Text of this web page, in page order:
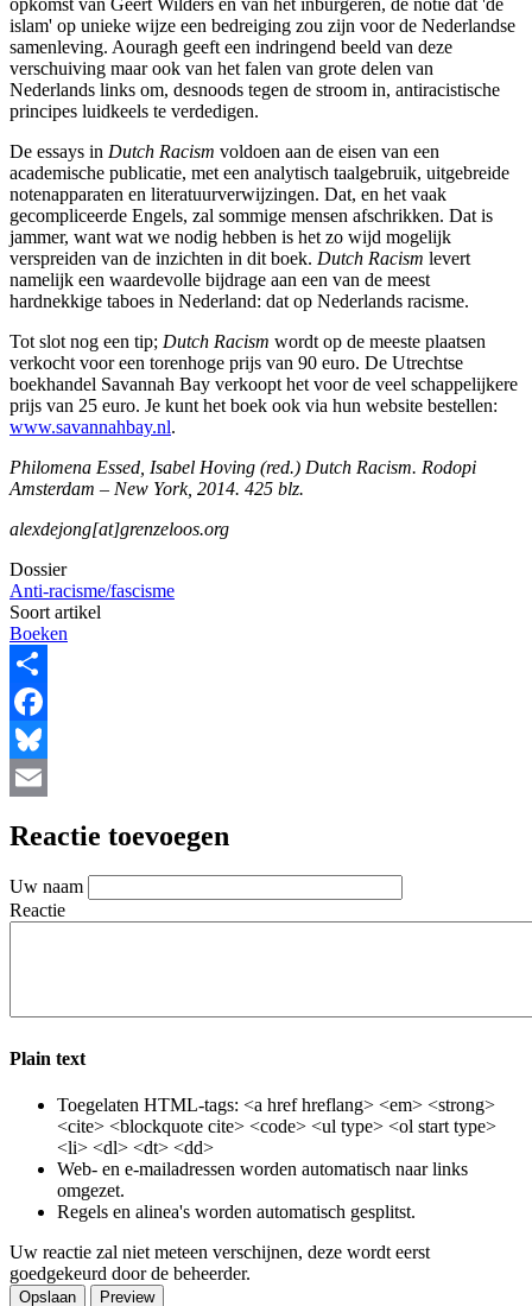
islam' op unieke wijze een bedreiging zou zijn voor de Nederlandse
samenleving. Aouragh geeft een indringend beeld van deze
verschuiving maar ook van het falen van grote delen van
Nederlands links om, desnoods tegen de stroom in, antiracistische
principes luidkeels te verdedigen.
De essays in Dutch Racism voldoen aan de eisen van een
academische publicatie, met een analytisch taalgebruik, uitgebreide
notenapparaten en literatuurverwijzingen. Dat, en het vaak
gecompliceerde Engels, zal sommige mensen afschrikken. Dat is
jammer, want wat we nodig hebben is het zo wijd mogelijk
verspreiden van de inzichten in dit boek. Dutch Racism levert
namelijk een waardevolle bijdrage aan een van de meest
hardnekkige taboes in Nederland: dat op Nederlands racisme.
Tot slot nog een tip; Dutch Racism wordt op de meeste plaatsen
verkocht voor een torenhoge prijs van 90 euro. De Utrechtse
boekhandel Savannah Bay verkoopt het voor de veel schappelijkere
prijs van 25 euro. Je kunt het boek ook via hun website bestellen:
www.savannahbay.nl.
Philomena Essed, Isabel Hoving (red.) Dutch Racism. Rodopi
Amsterdam – New York, 2014. 425 blz.
alexdejong[at]grenzeloos.org
Dossier
Anti-racisme/fascisme
Soort artikel
Boeken
Share
Facebook
Bluesky
Reactie toevoegen
Uw naam
Reactie
Plain text
Toegelaten HTML-tags: <a href hreflang> <em> <strong>
<cite> <blockquote cite> <code> <ul type> <ol start type>
<li> <dl> <dt> <dd>
Web- en e-mailadressen worden automatisch naar links
omgezet.
Regels en alinea's worden automatisch gesplitst.
Uw reactie zal niet meteen verschijnen, deze wordt eerst
goedgekeurd door de beheerder.